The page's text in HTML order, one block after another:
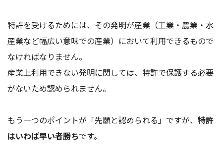
特許を受けるためには、その発明が産業（工業・農業・水
産業など幅広い意味での産業）において利用できるもので
なければなりません。
産業上利用できない発明に関しては、特許で保護する必要
がないため認められません。
もう一つのポイントが「先願と認められる」ですが、 特許
はいわば早い者勝ちです。